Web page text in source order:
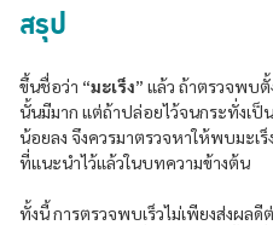
สรุป
ขึ้นชื่อว่า “มะเร็ง” แล้ว ถ้าตรวจพบ
นั้นมีมาก แต่ถ้าปล่อยไว้จนกระทั่งเป็
น้อยลง จึงควรมาตรวจหาให้พบมะเ
ที่แนะนำไว้แล้วในบทความข้างต้น
ทั้งนี้ การตรวจพบเร็วไม่เพียงส่งผลดี